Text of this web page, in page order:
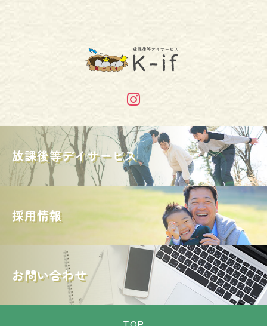
放課後等デイサービス
採用情報
お問い合わせ